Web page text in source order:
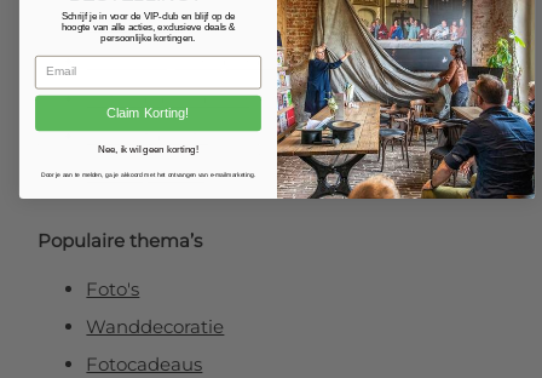
Fotoposter
Foto verlijmd op dibond
Foto op plexibond
Fineart prints
Foto op forex
Populaire thema’s
Foto's
Wanddecoratie
Fotocadeaus
Schrijf je in voor de VIP-club en blijf op de
hoogte van alle acties, exclusieve deals &
persoonlijke kortingen.
Claim Korting!
Nee, ik wil geen korting!
Door je aan te melden, ga je akkoord met het ontvangen van e-mailmarketing.